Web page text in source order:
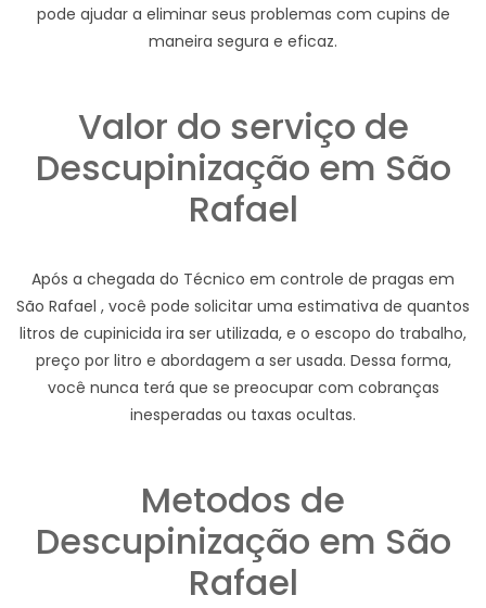
pode ajudar a eliminar seus problemas com cupins de
maneira segura e eficaz.
Valor do serviço de
Descupinização em São
Rafael
Após a chegada do Técnico em controle de pragas em
São Rafael , você pode solicitar uma estimativa de quantos
litros de cupinicida ira ser utilizada, e o escopo do trabalho,
preço por litro e abordagem a ser usada. Dessa forma,
você nunca terá que se preocupar com cobranças
inesperadas ou taxas ocultas.
Metodos de
Descupinização em São
Rafael